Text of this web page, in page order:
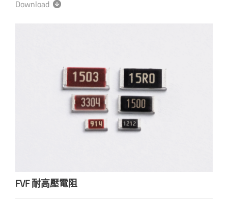
Download
FVF 耐高壓電阻